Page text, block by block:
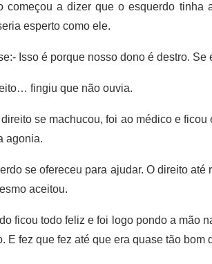
a dizer que o esquerdo tinha
esperto como ele.
Isso é porque nosso dono é destro. Se
fingiu que não ouvia.
se machucou, foi ao médico e
agonia.
se ofereceu para ajudar. O direito até
aceitou.
ficou todo feliz e foi logo pondo a mão
E fez que fez até que era quase tão bom